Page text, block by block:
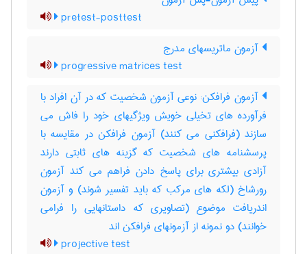
pretest-posttest
آزمون ماتریسهای مدرج
progressive matrices test
آزمون فرافکن: نوعی آزمون شخصیت که در آن افراد با
فرآورده های تخیلی خویش ویژگیهای خود را فاش می
سازند (فرافکنی می کنند) آزمون فرافکن در مقایسه با
پرسشنامه های شخصیت که گزینه های ثابتی دارند
آزادی بیشتری برای پاسخ دادن فراهم می کند آزمون
رورشاخ (لکه های مرکب که باید تفسیر شوند) و آزمون
اندریافت موضوع (تصاویری که داستانهایی را فرامی
خوانند) دو نمونه از آزمونهای فرافکن اند
projective test